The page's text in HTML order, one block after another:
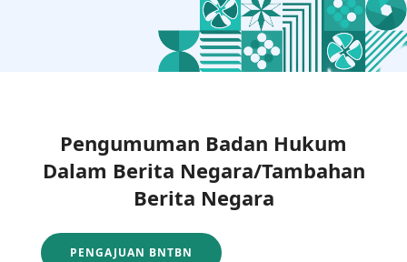
Pengumuman Badan Hukum
Dalam Berita Negara/Tambahan
Berita Negara
PENGAJUAN BNTBN